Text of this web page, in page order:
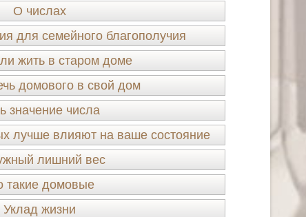
О числах
для семейного благополучия
жить в старом доме
домового в свой дом
значение числа
лучше влияют на ваше состояние
лишний вес
такие домовые
Уклад жизни